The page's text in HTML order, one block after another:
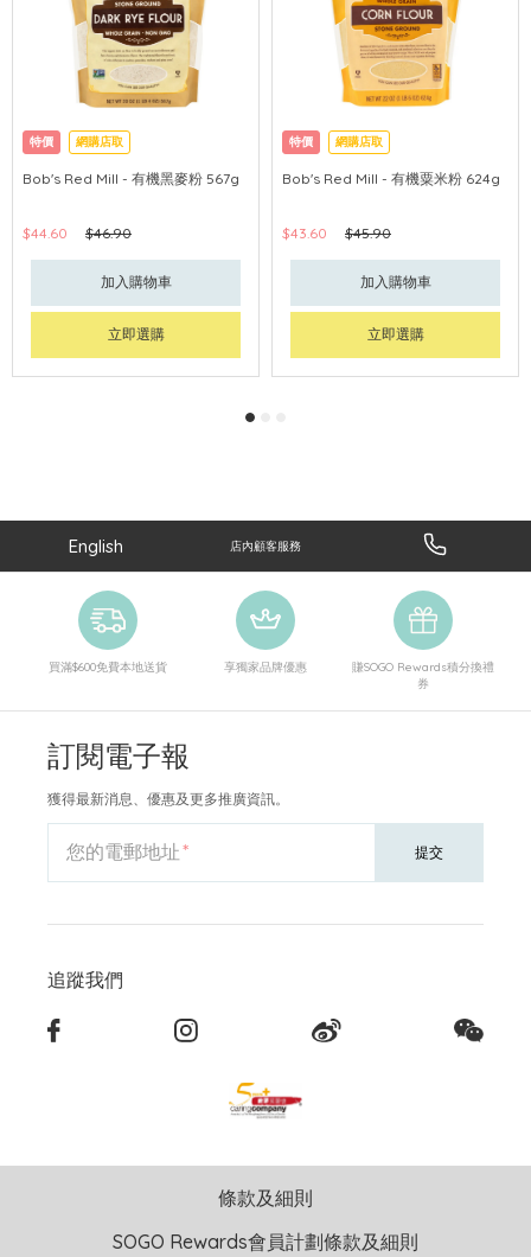
特價 網購店取
Bob's Red Mill - 有機黑麥粉 567g
$44.60 $46.90
加入購物車
立即選購
特價 網購店取
Bob's Red Mill - 有機粟米粉 624g
$43.60 $45.90
加入購物車
立即選購
English 店內顧客服務
買滿$600免費本地送貨 享獨家品牌優惠
賺SOGO Rewards積分換禮
券
訂閱電子報
獲得最新消息、優惠及更多推廣資訊。
您的電郵地址 提交
追蹤我們
條款及細則
SOGO Rewards會員計劃條款及細則